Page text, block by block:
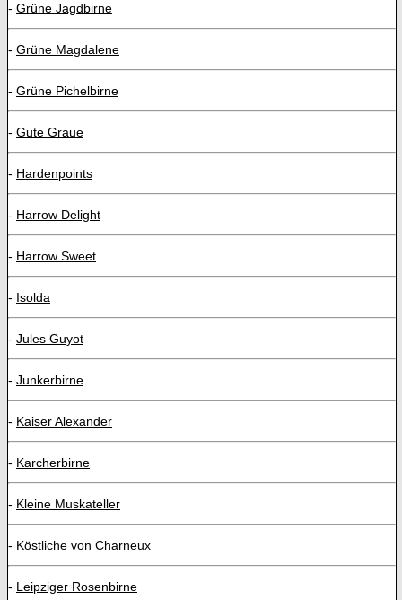
- Grüne Jagdbirne
- Grüne Magdalene
- Grüne Pichelbirne
- Gute Graue
- Hardenpoints
- Harrow Delight
- Harrow Sweet
- Isolda
- Jules Guyot
- Junkerbirne
- Kaiser Alexander
- Karcherbirne
- Kleine Muskateller
- Köstliche von Charneux
- Leipziger Rosenbirne